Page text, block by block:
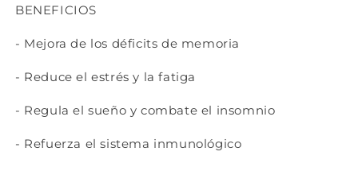
BENEFICIOS
- Mejora de los déficits de memoria
- Reduce el estrés y la fatiga
- Regula el sueño y combate el insomnio
- Refuerza el sistema inmunológico